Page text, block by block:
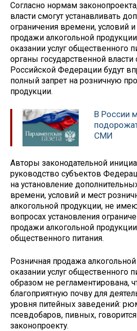
Согласно нормам
власти смогут устанавливать
ограничения времени, условий
продажи алкогольной
оказании услуг общественного
органы государственной власти
Российской Федерации будут
полный запрет на розничную
продукции.
В России
СМИ
Авторы законодательной
руководство субъектов
на установление
времени, условий и мест
алкогольной продукции, не
вопросах установления
продажи алкогольной
общественного питания.
Розничная продажа
оказании услуг общественного
образом не регламентирована,
благоприятную почву для
уровня питейных заведений:
псевдобаров, пивных,
законопроекту.